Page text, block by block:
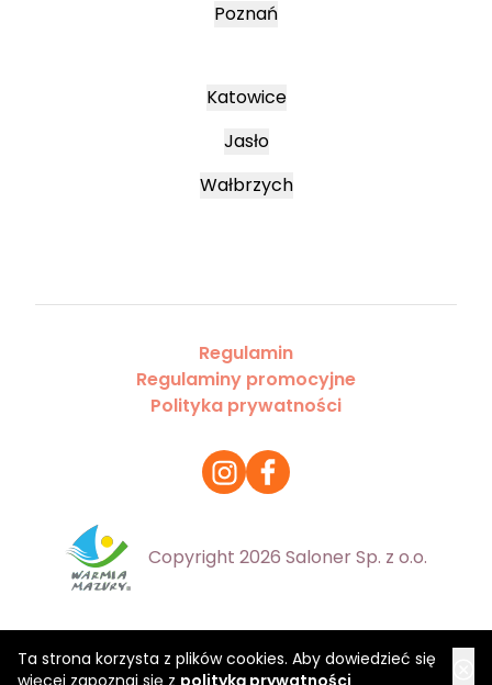
Ta strona korzysta z plików cookies. Aby dowiedzieć się
więcej zapoznaj się z polityką prywatności
Poznań
Katowice
Jasło
Wałbrzych
Regulamin
Regulaminy promocyjne
Polityka prywatności
Copyright 2026 Saloner Sp. z o.o.